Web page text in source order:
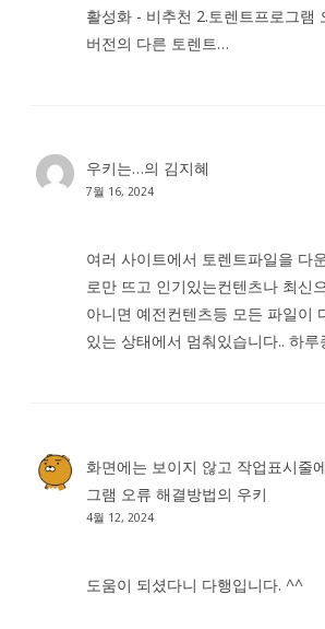
활성화 - 비추천 2.토렌트프로그램
버전의 다른 토렌트…
우키는…의 김지혜
7월 16, 2024
여러 사이트에서 토렌트파일을 다
로만 뜨고 인기있는컨텐츠나 최신
아니면 예전컨텐츠등 모든 파일이
있는 상태에서 멈춰있습니다.. 하
화면에는 보이지 않고 작업표시줄
그램 오류 해결방법의 우키
4월 12, 2024
도움이 되셨다니 다행입니다. ^^